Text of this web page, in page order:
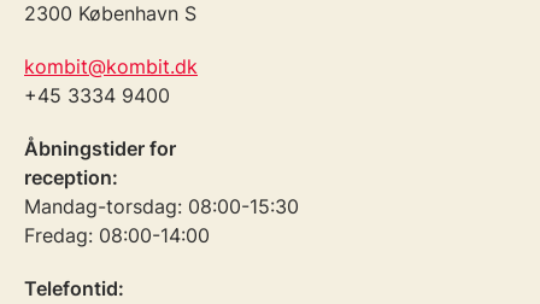
2300 København S
kombit@kombit.dk
+45 3334 9400
Åbningstider for
reception:
Mandag-torsdag: 08:00-15:30
Fredag: 08:00-14:00
Telefontid: